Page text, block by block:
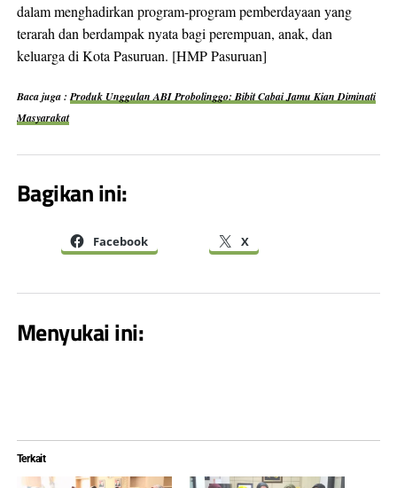
dalam menghadirkan program-program pemberdayaan yang
terarah dan berdampak nyata bagi perempuan, anak, dan
keluarga di Kota Pasuruan. [HMP Pasuruan]
Baca juga :Produk Unggulan ABI Probolinggo: Bibit Cabai Jamu Kian Diminati
Masyarakat
Bagikan ini:
Facebook X
Menyukai ini:
Terkait